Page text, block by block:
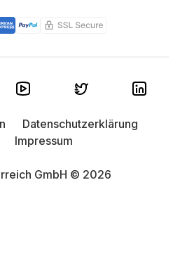
GmbH © 2026
Datenschutzerklärung
Impressum